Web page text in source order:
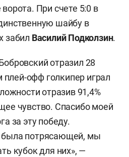
При счете 5:0 в
шайбу в
забил Василий Подколзин.
отразил 28
плей-офф голкипер играл
отразив 91,4%
чувство. Спасибо моей
за эту победу.
потрясающей, мы
кубок для них», —